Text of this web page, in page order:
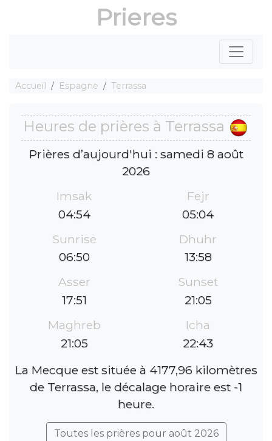
Prieres
Accueil Espagne Terrassa
Heures de prières à Terrassa
Prières d’aujourd'hui : samedi 8 août
2026
Imsak
04:54
Fejr
05:04
Sunrise
06:50
Dhuhr
13:58
Asser
17:51
Sunset
21:05
Maghreb
21:05
Icha
22:43
La Mecque est située à 4177,96 kilomètres
de Terrassa, le décalage horaire est -1
heure.
Toutes les prières pour août 2026